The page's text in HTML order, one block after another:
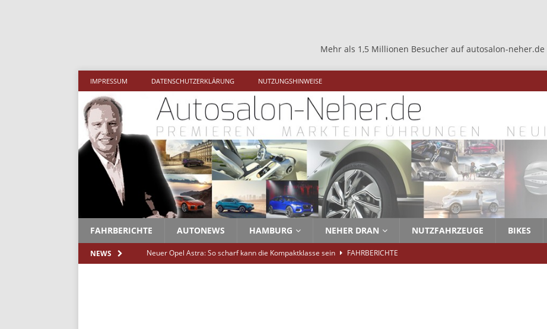
Mehr als 1,5 Millionen Besucher auf autosalon-neher.de +++
IMPRESSUM DATENSCHUTZERKLÄRUNG NUTZUNGSHINWEISE
FAHRBERICHTE AUTONEWS HAMBURG NEHER DRAN NUTZFAHRZEUGE BIKES
NEWS Neuer Opel Astra: So scharf kann die Kompaktklasse sein
FAHRBERICHTE